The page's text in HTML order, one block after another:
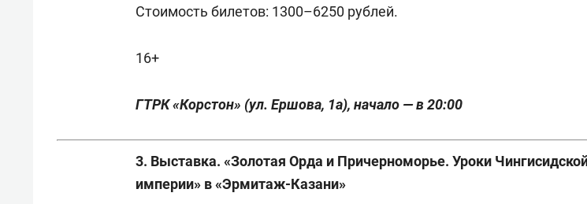
Стоимость билетов: 1300–6250 рублей.
16+
ГТРК «Корстон» (ул. Ершова, 1а), начало — в 20:00
3. Выставка. «Золотая Орда и Причерноморье. Уроки
империи» в «Эрмитаж-Казани»